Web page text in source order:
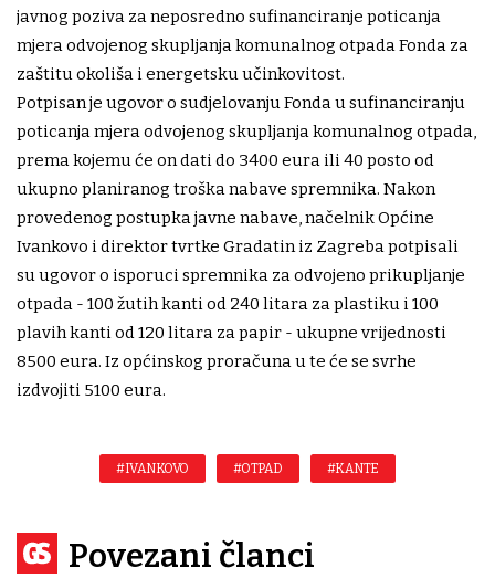
javnog poziva za neposredno sufinanciranje poticanja
mjera odvojenog skupljanja komunalnog otpada Fonda za
zaštitu okoliša i energetsku učinkovitost.
Potpisan je ugovor o sudjelovanju Fonda u sufinanciranju
poticanja mjera odvojenog skupljanja komunalnog otpada,
prema kojemu će on dati do 3400 eura ili 40 posto od
ukupno planiranog troška nabave spremnika. Nakon
provedenog postupka javne nabave, načelnik Općine
Ivankovo i direktor tvrtke Gradatin iz Zagreba potpisali
su ugovor o isporuci spremnika za odvojeno prikupljanje
otpada - 100 žutih kanti od 240 litara za plastiku i 100
plavih kanti od 120 litara za papir - ukupne vrijednosti
8500 eura. Iz općinskog proračuna u te će se svrhe
izdvojiti 5100 eura.
#IVANKOVO #OTPAD #KANTE
Povezani članci